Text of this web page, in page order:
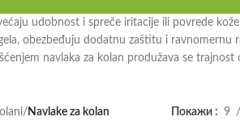
udobnost i spreče iritacije ili povrede
obezbeđuju dodatnu zaštitu i ravnomernu
navlaka za kolan produžava se
/ Navlake za kolan Покажи 9